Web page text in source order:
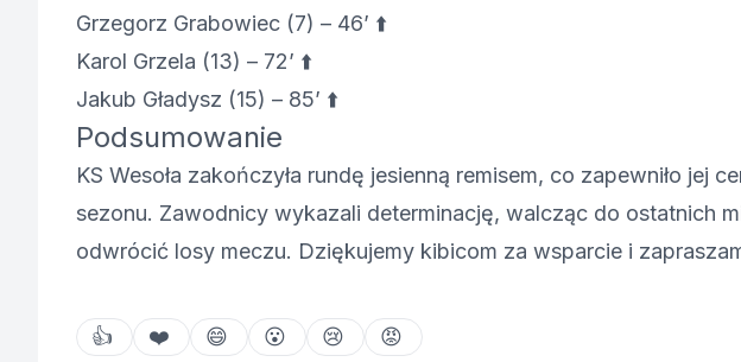
Grzegorz Grabowiec (7) – 46’ ⬆️
Karol Grzela (13) – 72’ ⬆️
Jakub Gładysz (15) – 85’ ⬆️
Podsumowanie
KS Wesoła zakończyła rundę jesienną remisem, co zapewniło jej
sezonu. Zawodnicy wykazali determinację, walcząc do ostatnich
odwrócić losy meczu. Dziękujemy kibicom za wsparcie i
👍 ❤️ 😄 😮 😢 😡